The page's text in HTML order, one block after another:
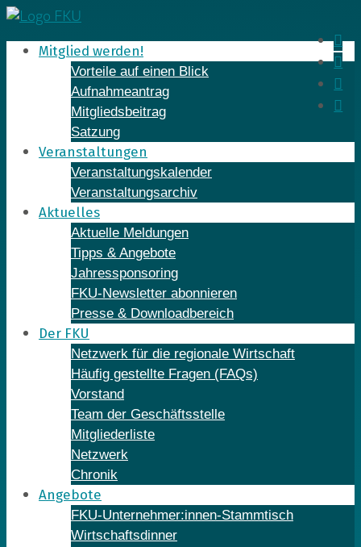
Skip
to
contentMitglied werden!
Vorteile auf einen Blick
Aufnahmeantrag
Mitgliedsbeitrag
Satzung
Veranstaltungen
Veranstaltungskalender
Veranstaltungsarchiv
Aktuelles
Aktuelle Meldungen
Tipps & Angebote
Jahressponsoring
FKU-Newsletter abonnieren
Presse & Downloadbereich
Der FKU
Netzwerk für die regionale Wirtschaft
Häufig gestellte Fragen (FAQs)
Vorstand
Team der Geschäftsstelle
Mitgliederliste
Netzwerk
Chronik
Angebote
FKU-Unternehmer:innen-Stammtisch
Wirtschaftsdinner